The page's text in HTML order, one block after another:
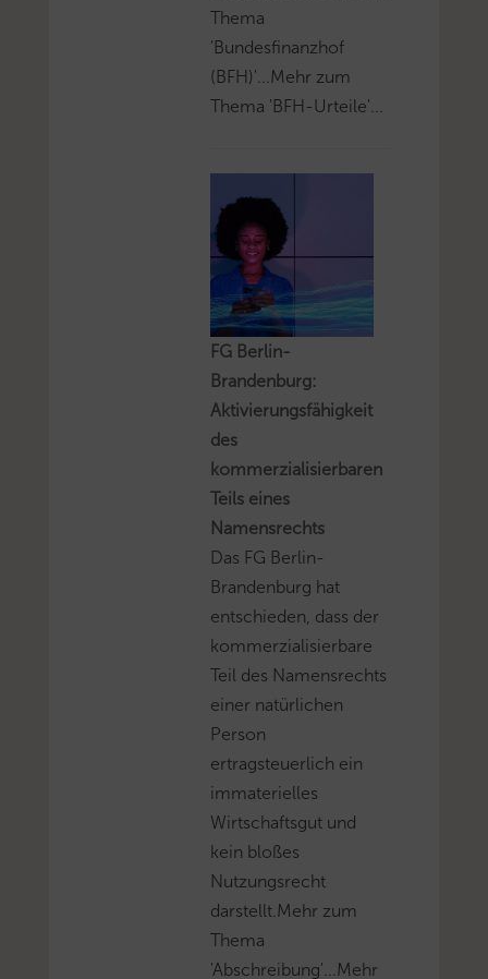
Thema
'Bundesfinanzhof
(BFH)'...Mehr zum
Thema 'BFH-Urteile'...
FG Berlin-
Brandenburg:
Aktivierungsfähigkeit
des
kommerzialisierbaren
Teils eines
Namensrechts
Das FG Berlin-
Brandenburg hat
entschieden, dass der
kommerzialisierbare
Teil des Namensrechts
einer natürlichen
Person
ertragsteuerlich ein
immaterielles
Wirtschaftsgut und
kein bloßes
Nutzungsrecht
darstellt.Mehr zum
Thema
'Abschreibung'...Mehr